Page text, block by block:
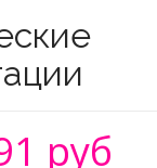
руб